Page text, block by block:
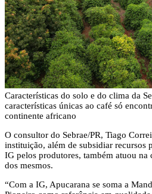
Características do solo e do clima da
características únicas ao café só
continente africano
O consultor do Sebrae/PR, Tiago
instituição, além de subsidiar recursos
IG pelos produtores, também atuou na
dos mesmos.
“Com a IG, Apucarana se soma a